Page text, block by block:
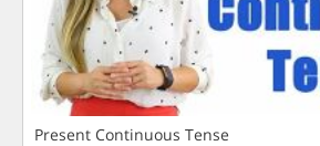
Present Continuous Tense